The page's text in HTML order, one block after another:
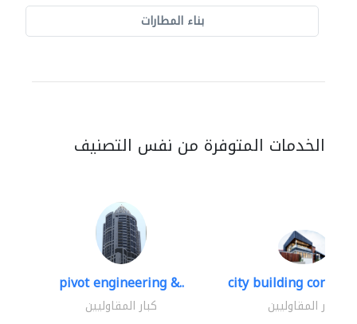
بناء المطارات
الخدمات المتوفرة من نفس التصنيف
pivot engineering &..
كبار المقاوليين
city building
كبار المقاوليين